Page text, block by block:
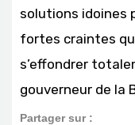
solutions idoines
fortes craintes
s’effondrer
gouverneur de la
Partager sur :